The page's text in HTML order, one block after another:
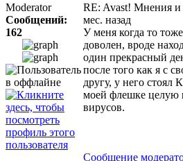
Moderator
Сообщений:
162
RE: Avast! Мнения
мес. назад
У меня когда то
доволен, вроде
один прекрасный
после того как я с
другу, у него стоял
моей флешке целую
вирусов.
Сообщение